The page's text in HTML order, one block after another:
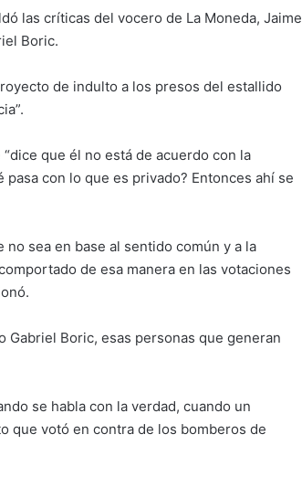
las críticas del vocero de La Moneda, Jaime
Boric.
de indulto a los presos del estallido
que él no está de acuerdo con la
con lo que es privado? Entonces ahí se
sea en base al sentido común y a la
de esa manera en las votaciones
Gabriel Boric, esas personas que generan
se habla con la verdad, cuando un
que votó en contra de los bomberos de